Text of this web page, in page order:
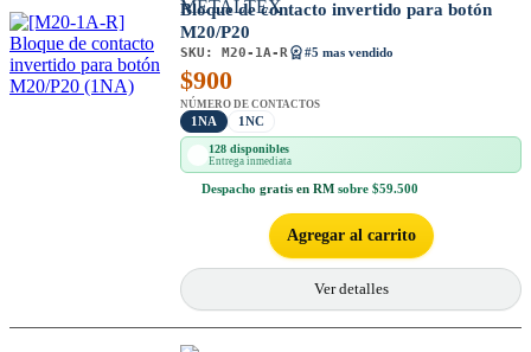
Bloque de contacto invertido para botón
M20/P20
SKU: M20-1A-R #5 mas vendido
$900
NÚMERO DE CONTACTOS
1NA 1NC
128 disponibles
Entrega inmediata
Despacho gratis en RM sobre $59.500
Agregar al carrito
Ver detalles